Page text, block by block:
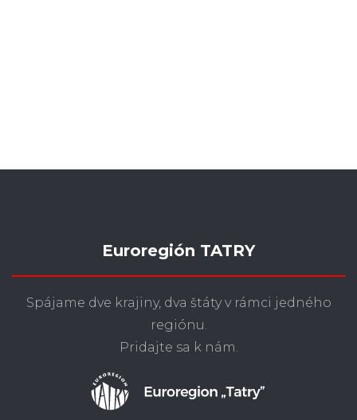
Euroregión TATRY
Spájame dve krajiny, dva štáty v rámci jedného
regiónu.
Pridajte sa k nám.